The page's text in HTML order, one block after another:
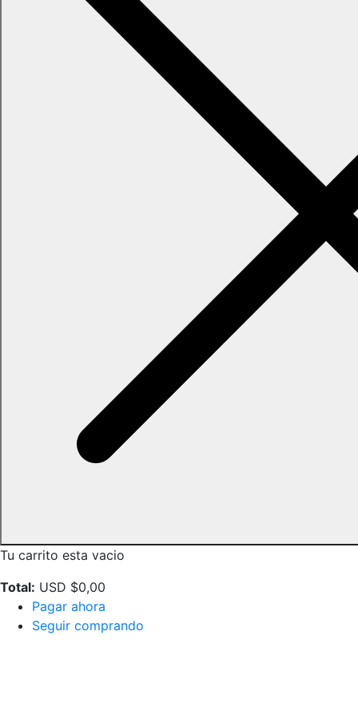
Tu carrito esta vacio
Total: USD $0,00
Pagar ahora
Seguir comprando